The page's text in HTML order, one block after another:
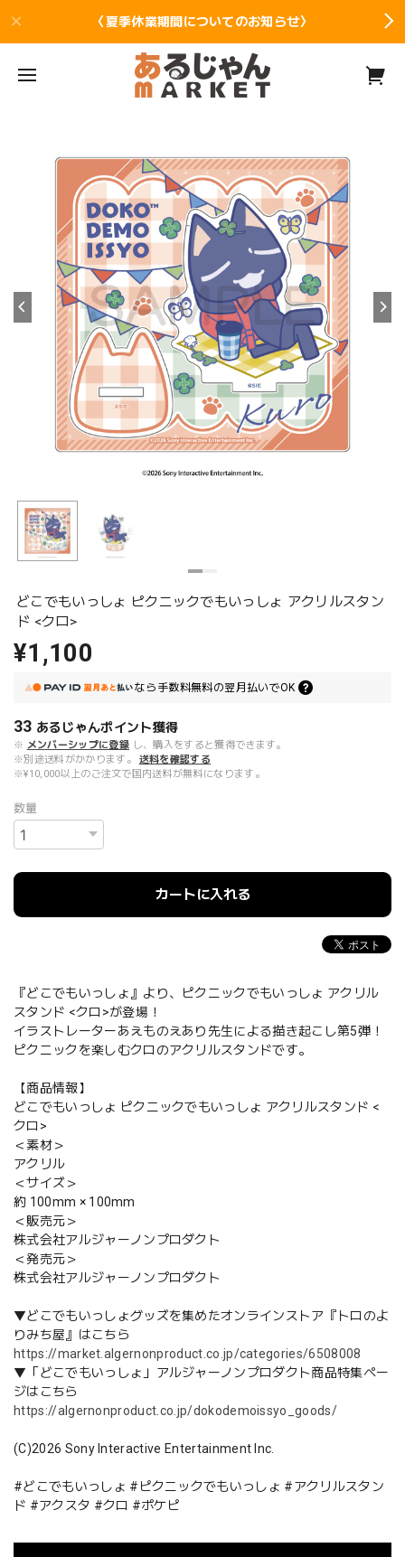
〈夏季休業期間についてのお知らせ〉
どこでもいっしょ ピクニックでもいっしょ アクリルスタン
ド <クロ>
¥1,100
なら 手数料無料の翌月払いでOK
33 あるじゃんポイント獲得
※ メンバーシップに登録 し、購入をすると獲得できます。
※別途送料がかかります。
送料を確認する
※¥10,000以上のご注文で国内送料が無料になります。
数量
カートに入れる
『どこでもいっしょ』より、ピクニックでもいっしょ アクリル
スタンド <クロ>が登場！
イラストレーターあえものえあり先生による描き起こし第5弾！
ピクニックを楽しむクロのアクリルスタンドです。
【商品情報】
どこでもいっしょ ピクニックでもいっしょ アクリルスタンド <
クロ>
＜素材＞
アクリル
＜サイズ＞
約 100mm × 100mm
＜販売元＞
株式会社アルジャーノンプロダクト
＜発売元＞
株式会社アルジャーノンプロダクト
▼どこでもいっしょグッズを集めたオンラインストア『トロのよ
りみち屋』はこちら
https://market.algernonproduct.co.jp/categories/6508008
▼「どこでもいっしょ」アルジャーノンプロダクト商品特集ペー
ジはこちら
https://algernonproduct.co.jp/dokodemoissyo_goods/
(C)2026 Sony Interactive Entertainment Inc.
#どこでもいっしょ #ピクニックでもいっしょ #アクリルスタン
ド #アクスタ #クロ #ポケピ